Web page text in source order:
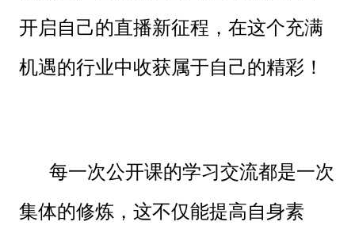
开启自己的直播新征程，在这个充满
机遇的行业中收获属于自己的精彩！
每一次公开课的学习交流都是一次
集体的修炼，这不仅能提高自身素